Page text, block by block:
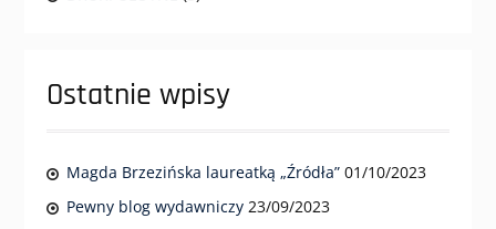
Ostatnie wpisy
Magda Brzezińska laureatką „Źródła” 01/10/2023
Pewny blog wydawniczy 23/09/2023